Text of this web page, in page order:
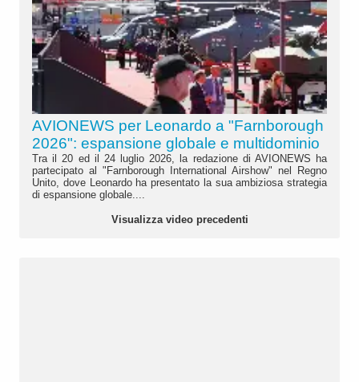
AVIONEWS per Leonardo a "Farnborough
2026": espansione globale e multidominio
Tra il 20 ed il 24 luglio 2026, la redazione di AVIONEWS ha
partecipato al "Farnborough International Airshow" nel Regno
Unito, dove Leonardo ha presentato la sua ambiziosa strategia
di espansione globale....
Visualizza video precedenti